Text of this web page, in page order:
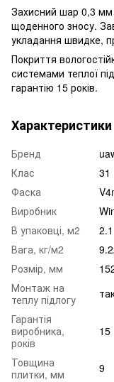
Захисний шар 0,3 мм
щоденного зносу.
укладання швидке,
Покриття
системами теплої
гарантію 15 років.
Характеристики
Бренд
Клас
31
Фаска
Виробник
В упаковці, м2
2.1
Вага, кг/м2
Розмір, мм
Монтаж на
теплу підлогу
Гарантія
виробника,
років
15
Товщина
плитки, мм
9